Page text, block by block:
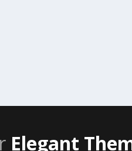
Elegant